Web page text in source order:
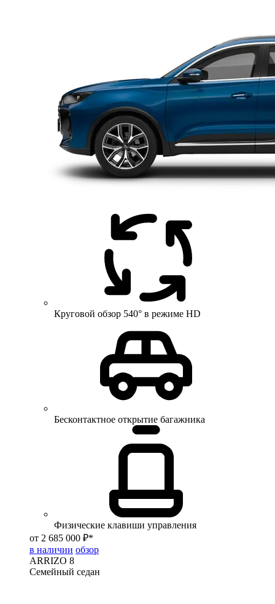
Круговой обзор 540° в режиме HD
Бесконтактное открытие багажника
Физические клавиши управления
от 2 685 000 ₽*
в наличии обзор
ARRIZO 8
Семейный седан